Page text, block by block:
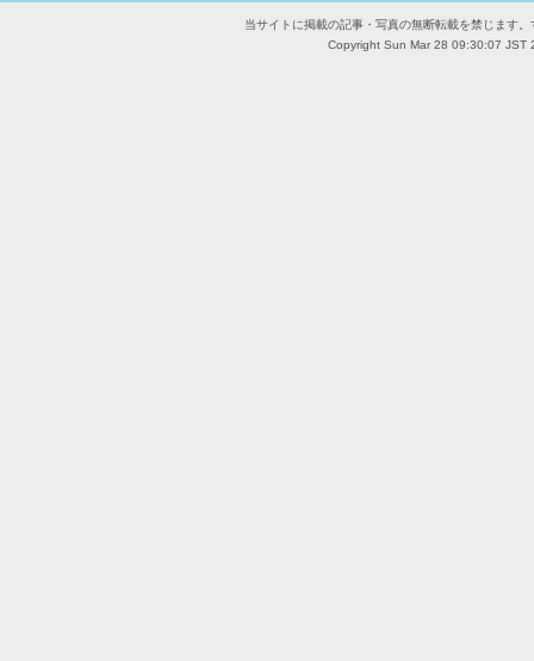
当サイトに掲載の記事・写真の無断転載を禁じます
Copyright Sun Mar 28 09:30:07 JST